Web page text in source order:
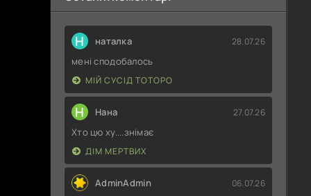
Н наталка 28.07.26
мені сподобалось
МІЙ СУСІД ТОТОРО
Н Нана 27.07.26
Хто цю ху....знімає
ДІМ МЕРТВИХ
AdminAdmin 06.07.26